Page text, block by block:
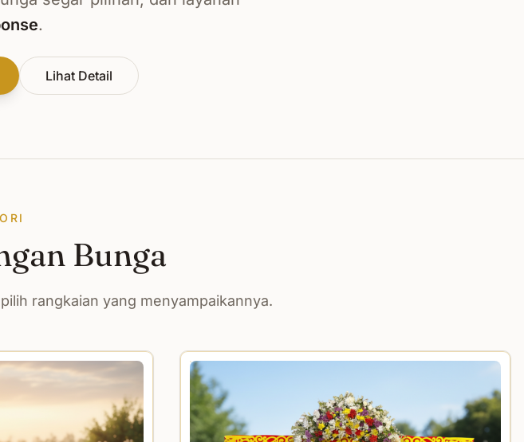
.
Lihat Detail
Bunga
rangkaian yang menyampaikannya.